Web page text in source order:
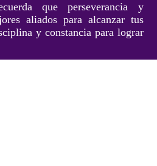
que perseverancia y
aliados para alcanzar tus
y constancia para lograr